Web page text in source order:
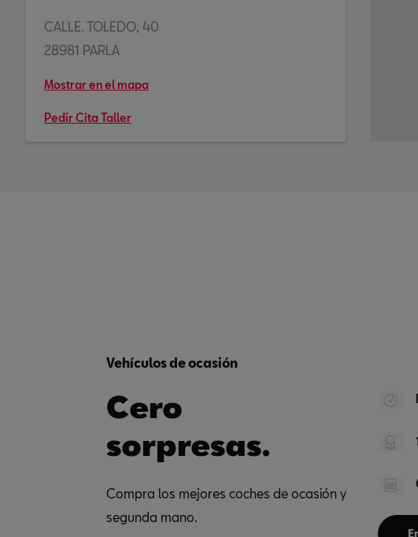
CALLE. TOLEDO, 40
28981 PARLA
Mostrar en el mapa
Pedir Cita Taller
Vehículos de ocasión
Cero
sorpresas.
Compra los mejores coches de ocasión y
segunda mano.